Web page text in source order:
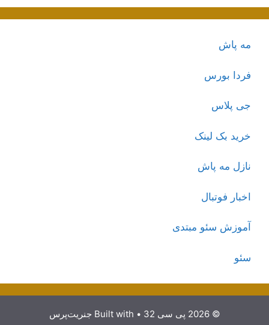
مه پاش
فردا بورس
جی پلاس
خرید بک لینک
نازل مه پاش
اخبار فوتبال
آموزش سئو مبتدی
سئو
© 2026 پی سی 32 • Built with جنریت‌پرس